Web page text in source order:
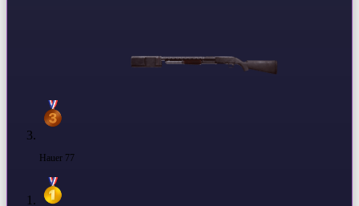
Hauer 77